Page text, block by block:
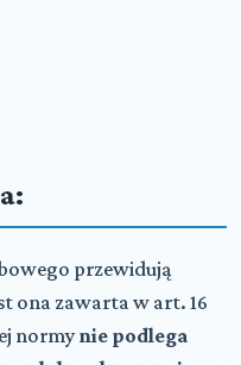
przewidują
ona zawarta w art. 16
normy nie podlega